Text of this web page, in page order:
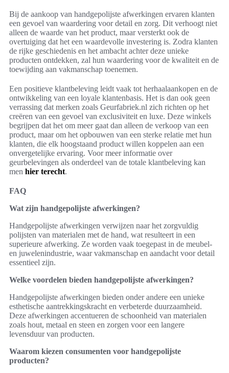
Bij de aankoop van handgepolijste afwerkingen ervaren klanten
een gevoel van waardering voor detail en zorg. Dit verhoogt niet
alleen de waarde van het product, maar versterkt ook de
overtuiging dat het een waardevolle investering is. Zodra klanten
de rijke geschiedenis en het ambacht achter deze unieke
producten ontdekken, zal hun waardering voor de kwaliteit en de
toewijding aan vakmanschap toenemen.
Een positieve klantbeleving leidt vaak tot herhaalaankopen en de
ontwikkeling van een loyale klantenbasis. Het is dan ook geen
verrassing dat merken zoals Geurfabriek.nl zich richten op het
creëren van een gevoel van exclusiviteit en luxe. Deze winkels
begrijpen dat het om meer gaat dan alleen de verkoop van een
product, maar om het opbouwen van een sterke relatie met hun
klanten, die elk hoogstaand product willen koppelen aan een
onvergetelijke ervaring. Voor meer informatie over
geurbelevingen als onderdeel van de totale klantbeleving kan
men hier terecht.
FAQ
Wat zijn handgepolijste afwerkingen?
Handgepolijste afwerkingen verwijzen naar het zorgvuldig
polijsten van materialen met de hand, wat resulteert in een
superieure afwerking. Ze worden vaak toegepast in de meubel-
en juwelenindustrie, waar vakmanschap en aandacht voor detail
essentieel zijn.
Welke voordelen bieden handgepolijste afwerkingen?
Handgepolijste afwerkingen bieden onder andere een unieke
esthetische aantrekkingskracht en verbeterde duurzaamheid.
Deze afwerkingen accentueren de schoonheid van materialen
zoals hout, metaal en steen en zorgen voor een langere
levensduur van producten.
Waarom kiezen consumenten voor handgepolijste
producten?